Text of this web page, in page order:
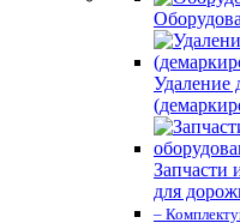
Удаление
Запчасти
для
–